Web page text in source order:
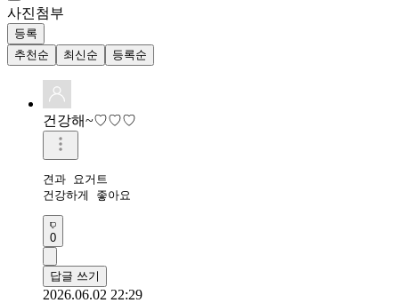
사진첨부
등록
추천순
최신순 등록순
건강해~♡♡♡
견과 요거트
건강하게 좋아요
0
답글 쓰기
2026.06.02 22:29